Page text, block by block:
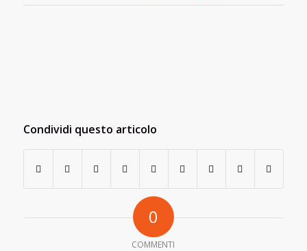
Condividi questo articolo
0
COMMENTI